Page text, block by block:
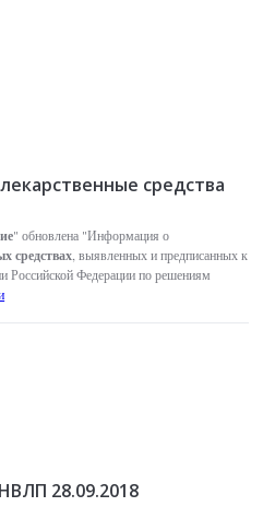
средства
" обновлена "Информация о
средствах , выявленных и предписанных к
Российской Федерации по решениям
28.09.2018